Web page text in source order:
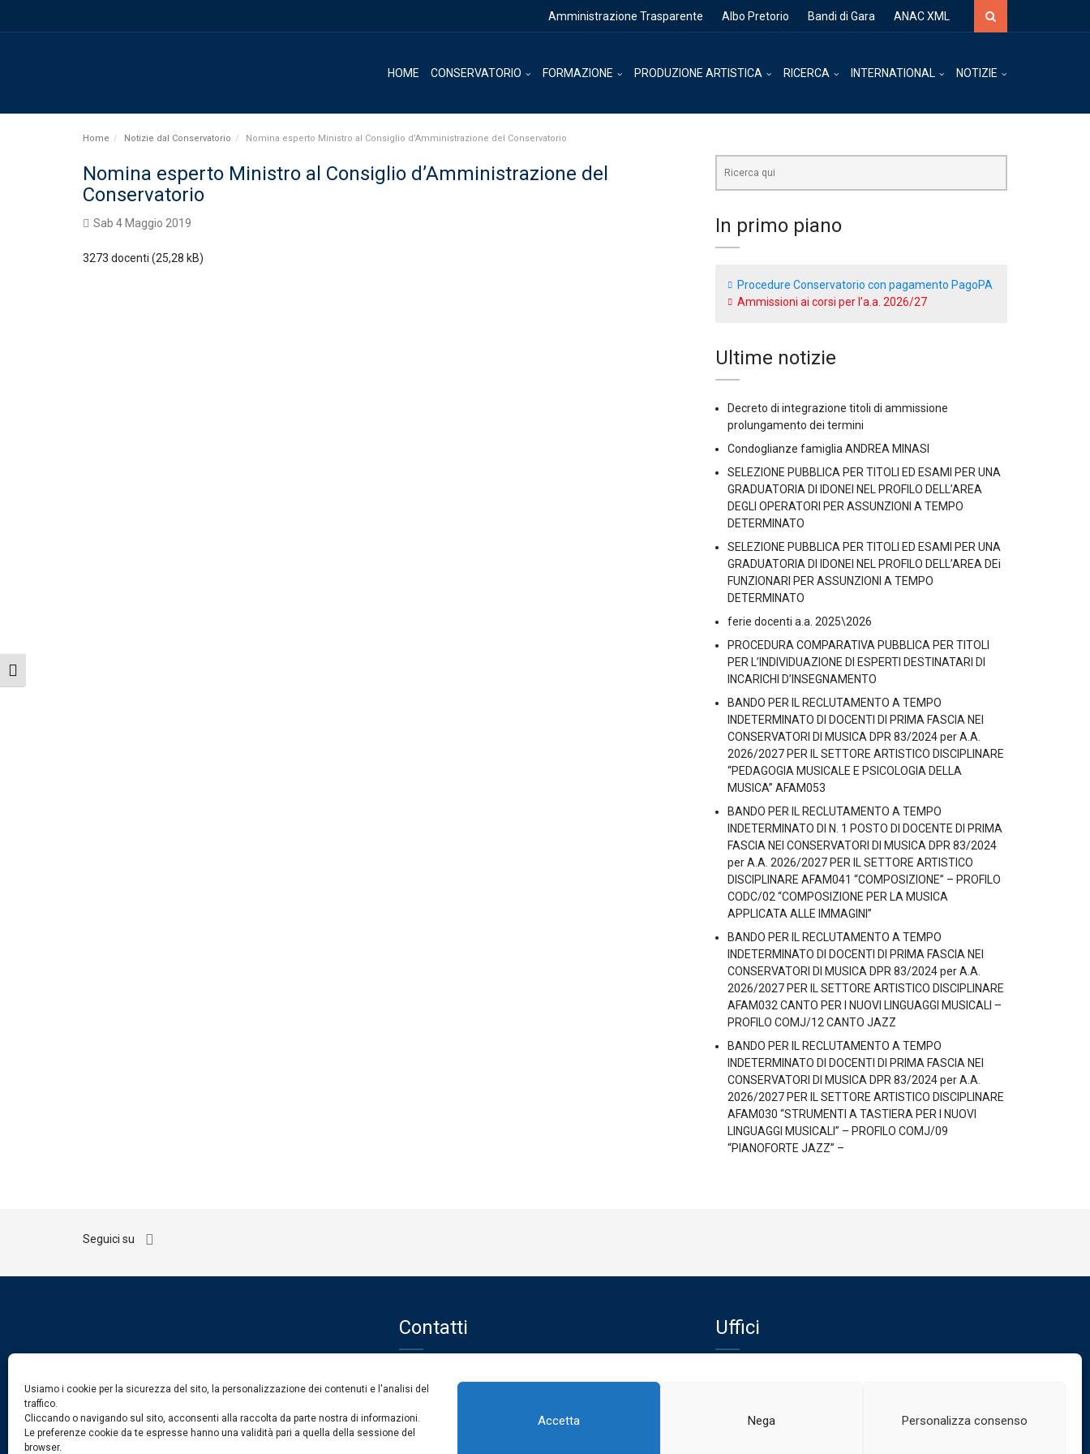
Usiamo i cookie per la sicurezza del sito, la personalizzazione dei contenuti e l'analisi del
traffico.
Cliccando o navigando sul sito, acconsenti alla raccolta da parte nostra di informazioni.
Le preferenze cookie da te espresse hanno una validità pari a quella della sessione del
browser.
Accetta Nega Personalizza consenso
Attiva/disattiva dimensione testo
Cerca
Amministrazione Trasparente Albo Pretorio Bandi di Gara ANAC XML
HOME CONSERVATORIO FORMAZIONE PRODUZIONE ARTISTICA RICERCA INTERNATIONAL NOTIZIE
Home Notizie dal Conservatorio Nomina esperto Ministro al Consiglio d’Amministrazione del Conservatorio
Nomina esperto Ministro al Consiglio d’Amministrazione del
Conservatorio
Sab 4 Maggio 2019
3273 docenti
In primo piano
Procedure Conservatorio con pagamento PagoPA
Ammissioni ai corsi per l’a.a. 2026/27
Ultime notizie
Decreto di integrazione titoli di ammissione
prolungamento dei termini
Condoglianze famiglia ANDREA MINASI
SELEZIONE PUBBLICA PER TITOLI ED ESAMI PER UNA
GRADUATORIA DI IDONEI NEL PROFILO DELL’AREA
DEGLI OPERATORI PER ASSUNZIONI A TEMPO
DETERMINATO
SELEZIONE PUBBLICA PER TITOLI ED ESAMI PER UNA
GRADUATORIA DI IDONEI NEL PROFILO DELL’AREA DEi
FUNZIONARI PER ASSUNZIONI A TEMPO
DETERMINATO
ferie docenti a.a. 2025\2026
PROCEDURA COMPARATIVA PUBBLICA PER TITOLI
PER L’INDIVIDUAZIONE DI ESPERTI DESTINATARI DI
INCARICHI D’INSEGNAMENTO
BANDO PER IL RECLUTAMENTO A TEMPO
INDETERMINATO DI DOCENTI DI PRIMA FASCIA NEI
CONSERVATORI DI MUSICA DPR 83/2024 per A.A.
2026/2027 PER IL SETTORE ARTISTICO DISCIPLINARE
“PEDAGOGIA MUSICALE E PSICOLOGIA DELLA
MUSICA” AFAM053
BANDO PER IL RECLUTAMENTO A TEMPO
INDETERMINATO DI N. 1 POSTO DI DOCENTE DI PRIMA
FASCIA NEI CONSERVATORI DI MUSICA DPR 83/2024
per A.A. 2026/2027 PER IL SETTORE ARTISTICO
DISCIPLINARE AFAM041 “COMPOSIZIONE” – PROFILO
CODC/02 “COMPOSIZIONE PER LA MUSICA
APPLICATA ALLE IMMAGINI”
BANDO PER IL RECLUTAMENTO A TEMPO
INDETERMINATO DI DOCENTI DI PRIMA FASCIA NEI
CONSERVATORI DI MUSICA DPR 83/2024 per A.A.
2026/2027 PER IL SETTORE ARTISTICO DISCIPLINARE
AFAM032 CANTO PER I NUOVI LINGUAGGI MUSICALI –
PROFILO COMJ/12 CANTO JAZZ
BANDO PER IL RECLUTAMENTO A TEMPO
INDETERMINATO DI DOCENTI DI PRIMA FASCIA NEI
CONSERVATORI DI MUSICA DPR 83/2024 per A.A.
2026/2027 PER IL SETTORE ARTISTICO DISCIPLINARE
AFAM030 “STRUMENTI A TASTIERA PER I NUOVI
LINGUAGGI MUSICALI” – PROFILO COMJ/09
“PIANOFORTE JAZZ” –
Seguici su
Contatti
protocollo@consvv.it
Dichiarazione di accessibilità
Uffici